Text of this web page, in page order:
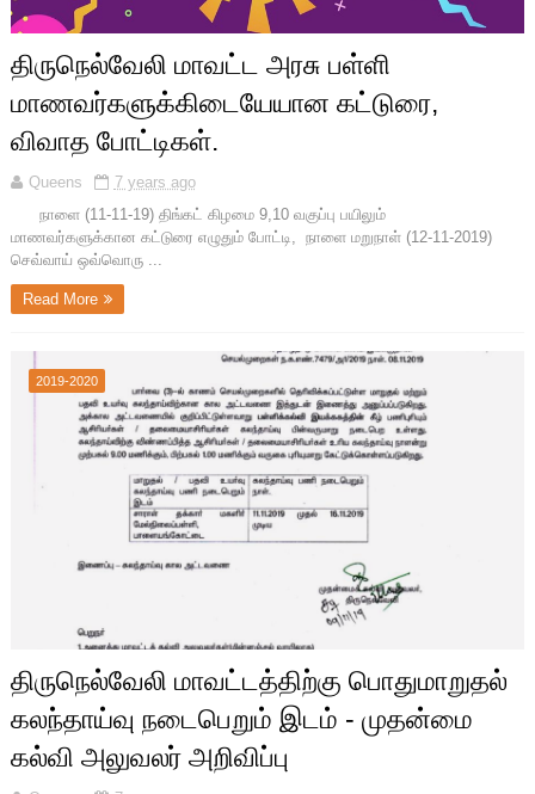
திருநெல்வேலி மாவட்ட அரசு பள்ளி
மாணவர்களுக்கிடையேயான கட்டுரை,
விவாத போட்டிகள்.
Queens
7 years ago
நாளை (11-11-19) திங்கட் கிழமை 9,10 வகுப்பு பயிலும்
மாணவர்களுக்கான கட்டுரை எழுதும் போட்டி, நாளை மறுநாள் (12-11-2019)
செவ்வாய் ஒவ்வொரு ...
Read More
2019-2020
திருநெல்வேலி மாவட்டத்திற்கு பொதுமாறுதல்
கலந்தாய்வு நடைபெறும் இடம் - முதன்மை
கல்வி அலுவலர் அறிவிப்பு